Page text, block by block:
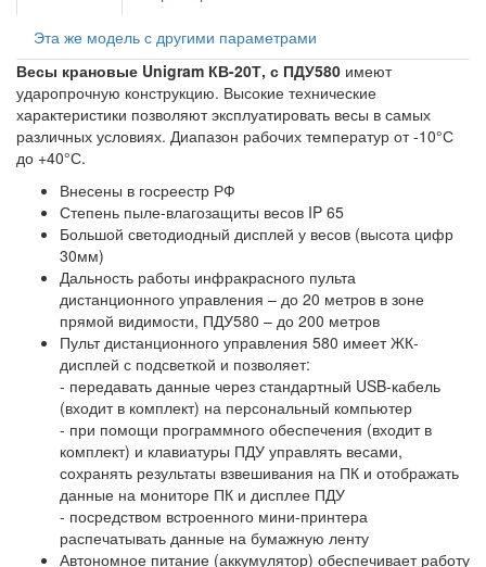
Эта же модель с другими параметрами
Весы крановые Unigram КВ-20Т, с ПДУ580 имеют
ударопрочную конструкцию. Высокие технические
характеристики позволяют эксплуатировать весы в самых
различных условиях. Диапазон рабочих температур от -10°С
до +40°С.
Внесены в госреестр РФ
Степень пыле-влагозащиты весов IP 65
Большой светодиодный дисплей у весов (высота цифр
30мм)
Дальность работы инфракрасного пульта
дистанционного управления – до 20 метров в зоне
прямой видимости, ПДУ580 – до 200 метров
Пульт дистанционного управления 580 имеет ЖК-
дисплей с подсветкой и позволяет:
- передавать данные через стандартный USB-кабель
(входит в комплект) на персональный компьютер
- при помощи программного обеспечения (входит в
комплект) и клавиатуры ПДУ управлять весами,
сохранять результаты взвешивания на ПК и отображать
данные на мониторе ПК и дисплее ПДУ
- посредством встроенного мини-принтера
распечатывать данные на бумажную ленту
Автономное питание (аккумулятор) обеспечивает работу